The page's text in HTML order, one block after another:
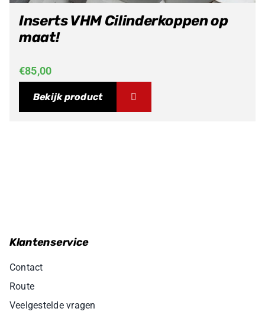
Inserts VHM Cilinderkoppen op
maat!
€85,00
Bekijk product
Klantenservice
Contact
Route
Veelgestelde vragen